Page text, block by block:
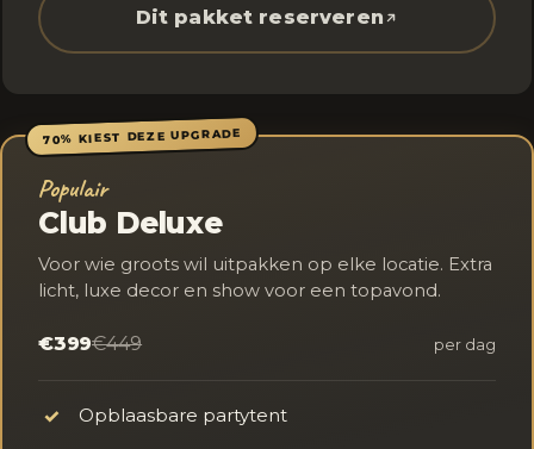
Dit pakket reserveren
70% KIEST DEZE UPGRADE
Populair
Club Deluxe
Voor wie groots wil uitpakken op elke locatie. Extra
licht, luxe decor en show voor een topavond.
€399€449 per dag
✓
Opblaasbare partytent